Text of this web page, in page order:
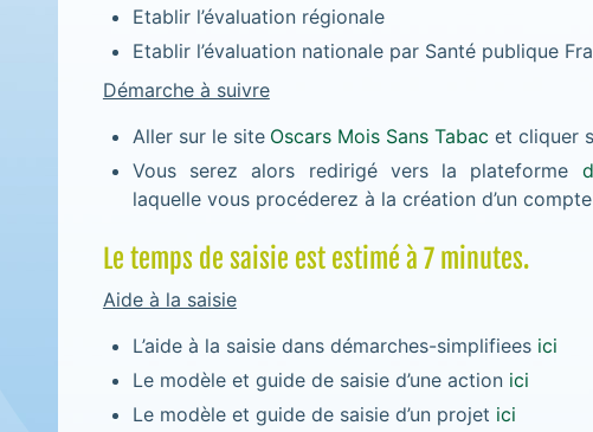
Etablir l’évaluation régionale
Etablir l’évaluation nationale par Santé publique
Démarche à suivre
Aller sur le site Oscars Mois Sans Tabac et cliquer
Vous serez alors redirigé vers la plateforme
laquelle vous procéderez à la création d’un
Le temps de saisie est estimé à 7 minutes.
Aide à la saisie
L’aide à la saisie dans démarches-simplifiees ici
Le modèle et guide de saisie d’une action ici
Le modèle et guide de saisie d’un projet ici